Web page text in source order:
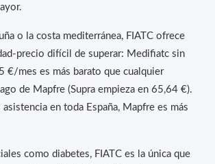
o la costa mediterránea, FIATC ofrece
precio difícil de superar: Medifiatc sin
€/mes es más barato que cualquier
de Mapfre (Supra empieza en 65,64 €).
en toda España, Mapfre es más
como diabetes, FIATC es la única que